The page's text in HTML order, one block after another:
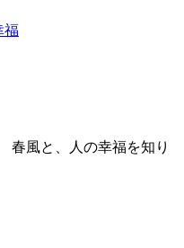
風と、人の幸福を知り